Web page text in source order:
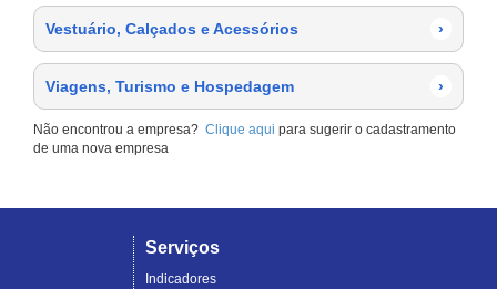
Vestuário, Calçados e Acessórios ›
Viagens, Turismo e Hospedagem ›
Não encontrou a empresa? Clique aqui para sugerir o cadastramento
de uma nova empresa
Serviços
Indicadores